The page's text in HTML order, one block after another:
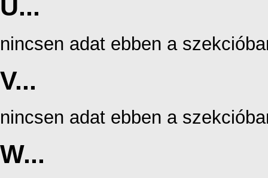
U...
nincsen adat ebben a
V...
nincsen adat ebben a
W...